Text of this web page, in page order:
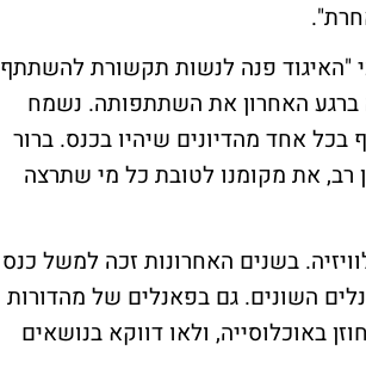
"האיגוד פנה לנשות תקשורת להשתתף
האחרון את השתתפותה. נשמח
אחד מהדיונים שיהיו בכנס. ברור
רב, את מקומנו לטובת כל מי שתרצה
בשנים האחרונות זכה למשל כנס
השונים. גם בפאנלים של מהדורות
באוכלוסייה, ולאו דווקא בנושאים